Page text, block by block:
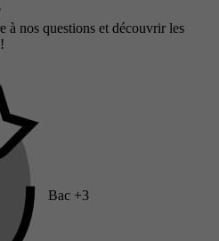
à nos questions et découvrir les
Bac +3